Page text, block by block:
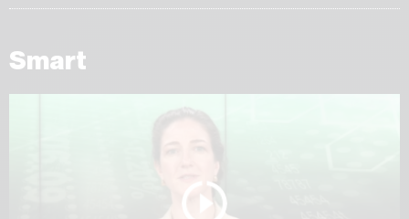
Smart